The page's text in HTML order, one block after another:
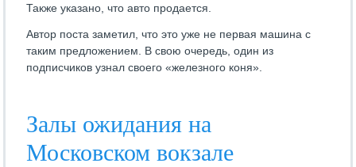
Также указано, что авто продается.
Автор поста заметил, что это уже не первая машина с
таким предложением. В свою очередь, один из
подписчиков узнал своего «железного коня».
Залы ожидания на
Московском вокзале